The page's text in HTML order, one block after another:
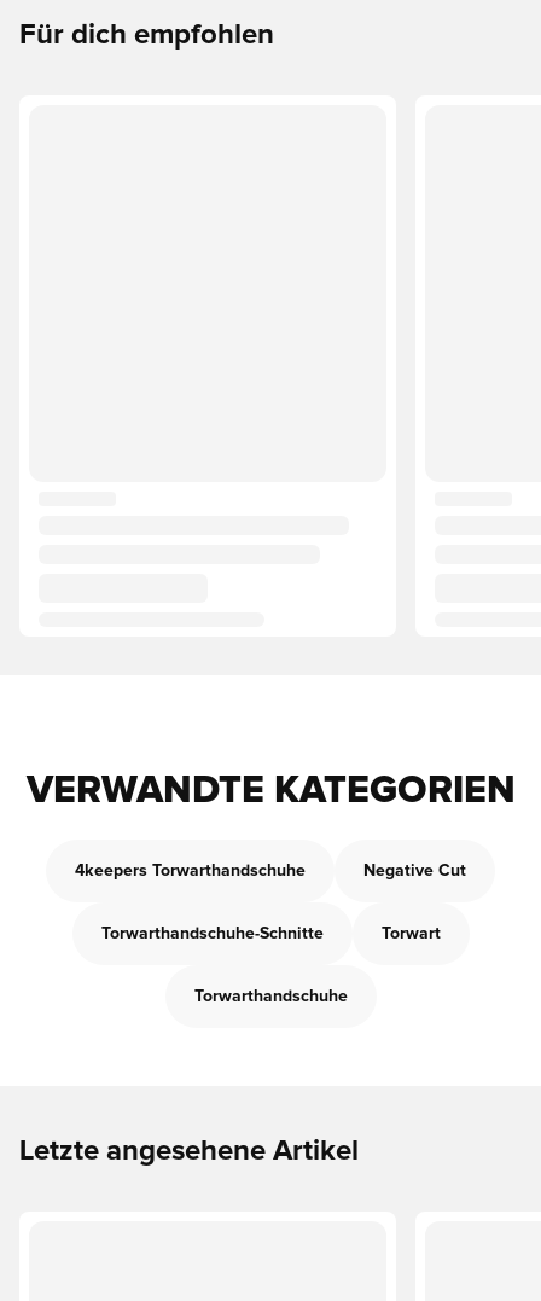
Für dich empfohlen
VERWANDTE KATEGORIEN
4keepers Torwarthandschuhe Negative Cut
Torwarthandschuhe-Schnitte Torwart
Torwarthandschuhe
Letzte angesehene Artikel